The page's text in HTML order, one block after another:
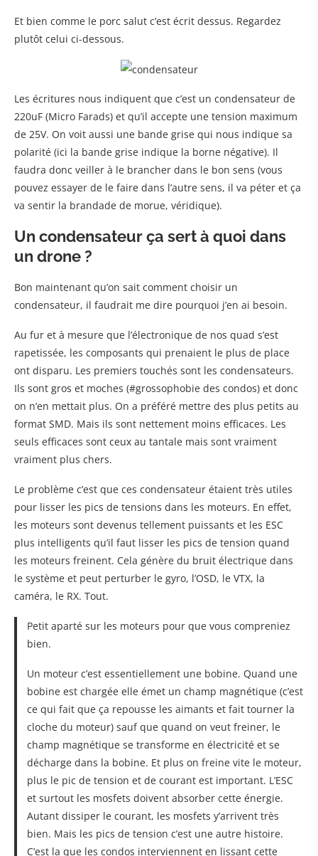
Et bien comme le porc salut c’est écrit dessus. Regardez
plutôt celui ci-dessous.
Les écritures nous indiquent que c’est un condensateur de
220uF (Micro Farads) et qu’il accepte une tension maximum
de 25V. On voit aussi une bande grise qui nous indique sa
polarité (ici la bande grise indique la borne négative). Il
faudra donc veiller à le brancher dans le bon sens (vous
pouvez essayer de le faire dans l’autre sens, il va péter et ça
va sentir la brandade de morue, véridique).
Un condensateur ça sert à quoi dans
un drone ?
Bon maintenant qu’on sait comment choisir un
condensateur, il faudrait me dire pourquoi j’en ai besoin.
Au fur et à mesure que l’électronique de nos quad s’est
rapetissée, les composants qui prenaient le plus de place
ont disparu. Les premiers touchés sont les condensateurs.
Ils sont gros et moches (#grossophobie des condos) et donc
on n’en mettait plus. On a préféré mettre des plus petits au
format SMD. Mais ils sont nettement moins efficaces. Les
seuls efficaces sont ceux au tantale mais sont vraiment
vraiment plus chers.
Le problème c’est que ces condensateur étaient très utiles
pour lisser les pics de tensions dans les moteurs. En effet,
les moteurs sont devenus tellement puissants et les ESC
plus intelligents qu’il faut lisser les pics de tension quand
les moteurs freinent. Cela génère du bruit électrique dans
le système et peut perturber le gyro, l’OSD, le VTX, la
caméra, le RX. Tout.
Petit aparté sur les moteurs pour que vous compreniez
bien.
Un moteur c’est essentiellement une bobine. Quand une
bobine est chargée elle émet un champ magnétique (c’est
ce qui fait que ça repousse les aimants et fait tourner la
cloche du moteur) sauf que quand on veut freiner, le
champ magnétique se transforme en électricité et se
décharge dans la bobine. Et plus on freine vite le moteur,
plus le pic de tension et de courant est important. L’ESC
et surtout les mosfets doivent absorber cette énergie.
Autant dissiper le courant, les mosfets y’arrivent très
bien. Mais les pics de tension c’est une autre histoire.
C’est la que les condos interviennent en lissant cette